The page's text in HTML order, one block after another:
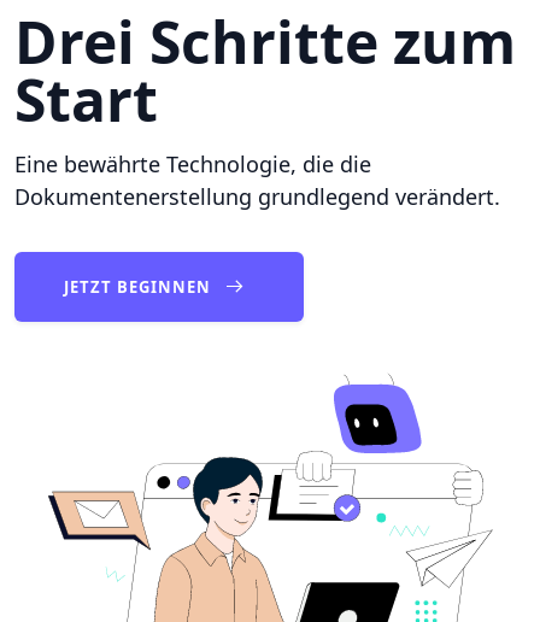
Drei Schritte zum
Start
Eine bewährte Technologie, die die
Dokumentenerstellung grundlegend verändert.
JETZT BEGINNEN